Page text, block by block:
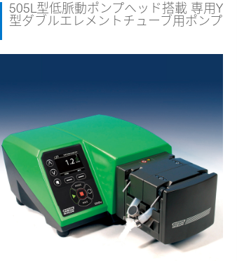
505L型低脈動ポンプヘッド搭載 専用Y
型ダブルエレメントチューブ用ポンプ